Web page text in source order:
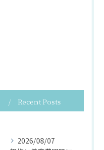
Recent Posts
2026/08/07